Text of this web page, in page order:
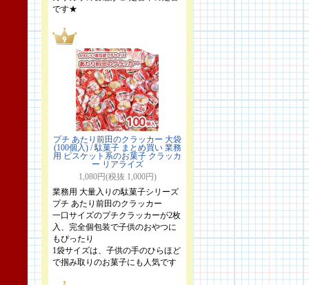
です★
プチ あたり前田のクラッカー 大袋
(100個入) / 駄菓子 まとめ買い 業務
用 ビスケット系のお菓子 クラッカ
ー リアライズ
1,080円(税抜 1,000円)
業務用 大量入りの駄菓子シリーズ
プチ あたり前田のクラッカー
一口サイズのプチクラッカーが2枚
入、完全個包装で子供のおやつに
もぴったり
1袋サイズは、子供の手のひらほど
で掴み取りのお菓子にも人気です